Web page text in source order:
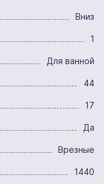
Вниз
1
Для ванной
44
17
Да
Врезные
1440